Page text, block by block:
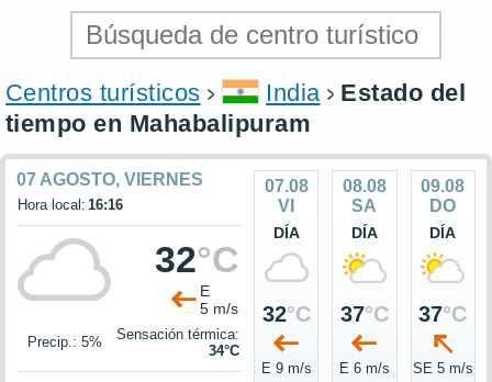
Centros turísticos India
Estado del
tiempo en Mahabalipuram
07 AGOSTO, VIERNES
Hora local: 16:16
32°C
E
5 m/s
Precip.: 5%
Sensación térmica:
34°C
07.08
VI
DÍA
32°C
E 9 m/s
08.08
SA
DÍA
37°C
E 6 m/s
09.08
DO
DÍA
37°C
SE 5 m/s